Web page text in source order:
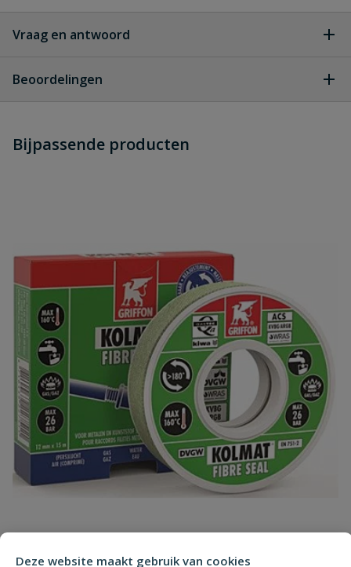
Deze website maakt gebruik van cookies
Vraag en antwoord
dit product?
Beoordelingen
Schrijf zelf een beoordeling
Naam
Samenvatting
Beoordeling
Bijpassende producten